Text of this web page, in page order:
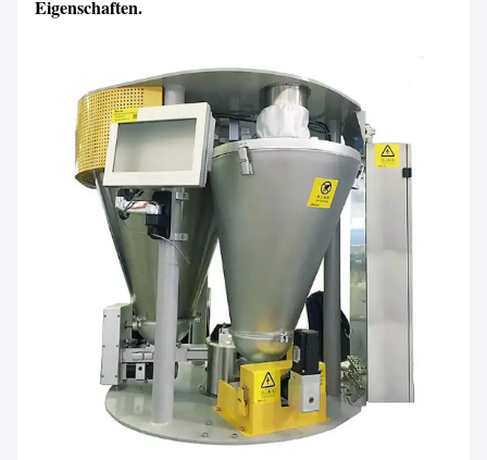
Eigenschaften.